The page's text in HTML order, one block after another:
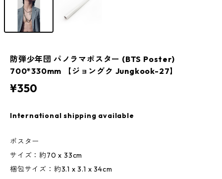
防弾少年団 パノラマポスター (BTS Poster)
700*330mm 【ジョングク Jungkook-27】
¥350
International shipping available
ポスター
サイズ：約70 x 33cm
梱包サイズ：約3.1 x 3.1 x 34cm